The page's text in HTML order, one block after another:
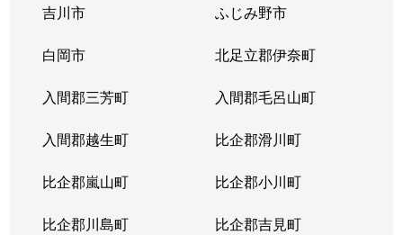
吉川市 ふじみ野市
白岡市 北足立郡伊奈町
入間郡三芳町 入間郡毛呂山町
入間郡越生町 比企郡滑川町
比企郡嵐山町 比企郡小川町
比企郡川島町 比企郡吉見町